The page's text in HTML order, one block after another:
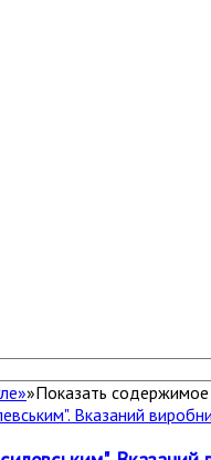
»Показать содержимое